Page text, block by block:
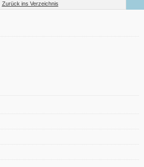
Zurück ins Verzeichnis